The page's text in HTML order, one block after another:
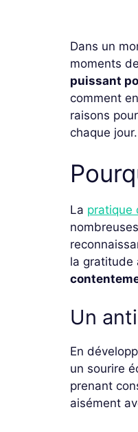
Dans un
moments de
puissant
comment
raisons
chaque jour.
La pratique
nombreuses
la gratitude
Un
En
un sourire
prenant
aisément